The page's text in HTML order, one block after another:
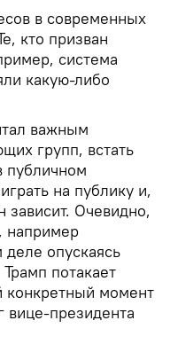
в современных
кто призван
система
какую-либо
важным
групп, встать
публичном
на публику и,
зависит. Очевидно,
например
опускаясь
потакает
конкретный момент
вице-президента